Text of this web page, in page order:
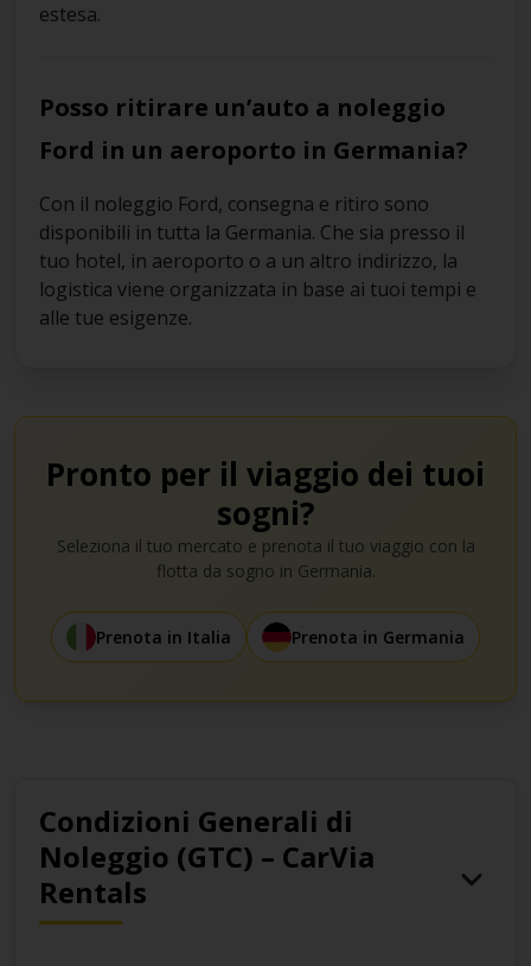
estesa.
Posso ritirare un’auto a noleggio
Ford in un aeroporto in Germania?
Con il noleggio Ford, consegna e ritiro sono
disponibili in tutta la Germania. Che sia presso il
tuo hotel, in aeroporto o a un altro indirizzo, la
logistica viene organizzata in base ai tuoi tempi e
alle tue esigenze.
Pronto per il viaggio dei tuoi
sogni?
Seleziona il tuo mercato e prenota il tuo viaggio con la
flotta da sogno in Germania.
Prenota in Italia Prenota in Germania
Condizioni Generali di
Noleggio (GTC) – CarVia
Rentals